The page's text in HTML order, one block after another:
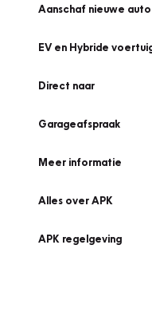
Aanschaf nieuwe auto
EV en Hybride
Direct naar
Garageafspraak
Meer informatie
Alles over APK
APK regelgeving